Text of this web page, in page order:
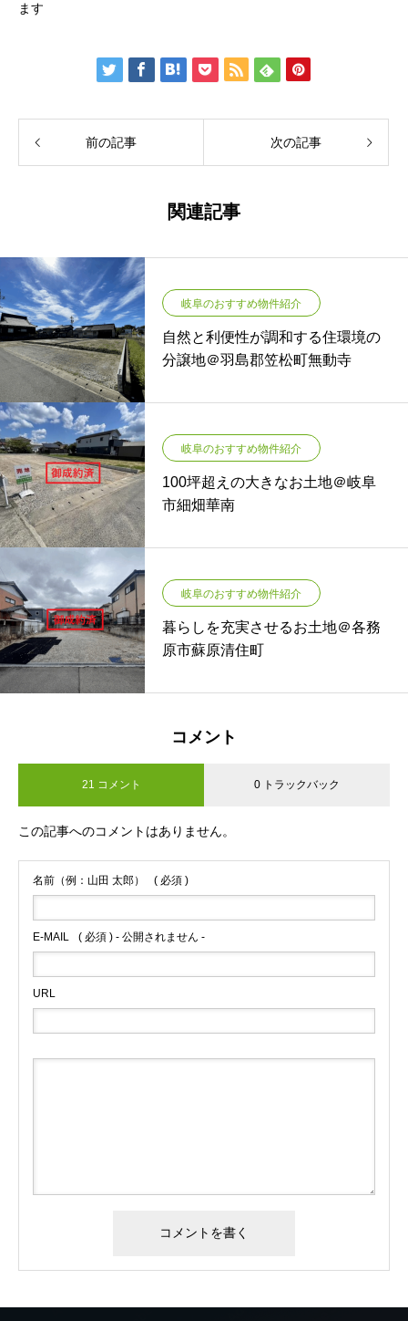
ます
前の記事 次の記事
関連記事
岐阜のおすすめ物件紹介
自然と利便性が調和する住環境の
分譲地＠羽島郡笠松町無動寺
岐阜のおすすめ物件紹介
100坪超えの大きなお土地＠岐阜
市細畑華南
岐阜のおすすめ物件紹介
暮らしを充実させるお土地＠各務
原市蘇原清住町
コメント
21 コメント 0 トラックバック
この記事へのコメントはありません。
名前（例：山田 太郎） ( 必須 )
E-MAIL ( 必須 ) - 公開されません -
URL